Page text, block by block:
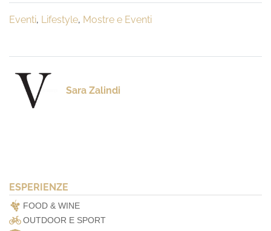
Eventi, Lifestyle, Mostre e Eventi
Sara Zalindi
ESPERIENZE
FOOD & WINE
OUTDOOR E SPORT